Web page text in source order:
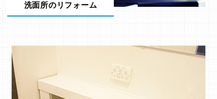
洗面所のリフォーム